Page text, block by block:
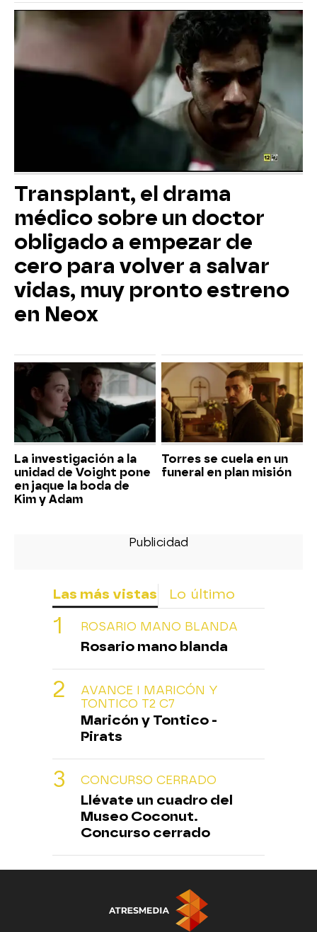
Transplant, el drama
médico sobre un doctor
obligado a empezar de
cero para volver a salvar
vidas, muy pronto estreno
en Neox
La investigación a la
unidad de Voight pone
en jaque la boda de
Kim y Adam
Torres se cuela en un
funeral en plan misión
Las más vistas Lo último
ROSARIO MANO BLANDA
Rosario mano blanda
AVANCE I MARICÓN Y
TONTICO T2 C7
Maricón y Tontico -
Pirats
CONCURSO CERRADO
Llévate un cuadro del
Museo Coconut.
Concurso cerrado